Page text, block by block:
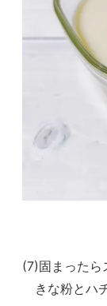
(7)固まったら
きな粉とハ